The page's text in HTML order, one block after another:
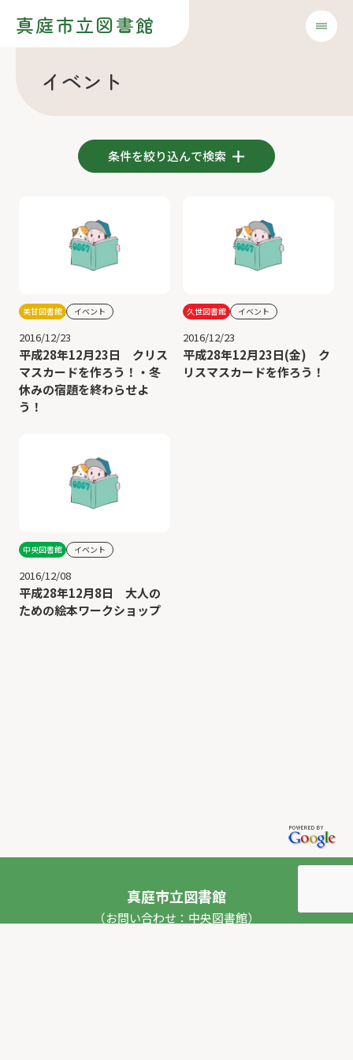
真庭市立図書館
イベント
条件を絞り込んで検索
美甘図書館 イベント
2016/12/23
平成28年12月23日 クリス
マスカードを作ろう！・冬
休みの宿題を終わらせよ
う！
久世図書館 イベント
2016/12/23
平成28年12月23日(金) ク
リスマスカードを作ろう！
中央図書館 イベント
2016/12/08
平成28年12月8日 大人の
ための絵本ワークショップ
真庭市立図書館
（お問い合わせ：中央図書館）